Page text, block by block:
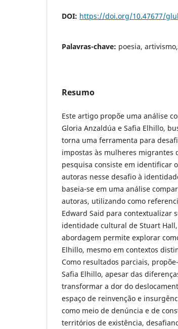
DOI: https://doi.org/10.47677/
Palavras-chave: poesia,
Resumo
Este artigo propõe uma análise
Gloria Anzaldúa e Safia Elhillo,
torna uma ferramenta para
impostas às mulheres migrantes
pesquisa consiste em identificar
autoras nesse desafio à
baseia-se em uma análise
autoras, utilizando como
Edward Said para contextualizar
identidade cultural de Stuart
abordagem permite explorar
Elhillo, mesmo em contextos
Como resultados parciais,
Safia Elhillo, apesar das
transformar a dor do
espaço de reinvenção e
como meio de denúncia e de
territórios de existência,